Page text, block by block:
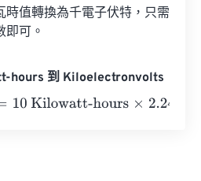
時值轉換為千電子伏特，只需
可。
hours 到 Kiloelectronvolts
hours×2.24694e 22=